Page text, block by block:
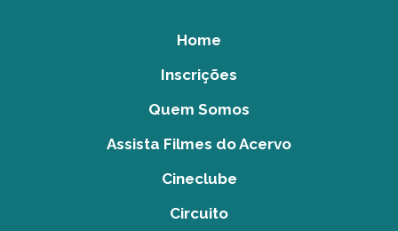
Home
Inscrições
Quem Somos
Assista Filmes do Acervo
Cineclube
Circuito